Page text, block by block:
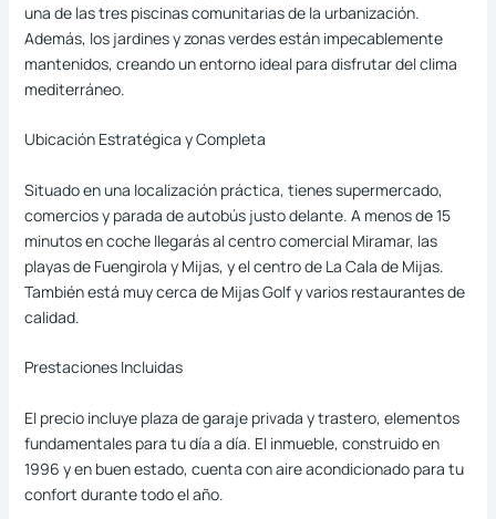
una de las tres piscinas comunitarias de la urbanización.
Además, los jardines y zonas verdes están impecablemente
mantenidos, creando un entorno ideal para disfrutar del clima
mediterráneo.
Ubicación Estratégica y Completa
Situado en una localización práctica, tienes supermercado,
comercios y parada de autobús justo delante. A menos de 15
minutos en coche llegarás al centro comercial Miramar, las
playas de Fuengirola y Mijas, y el centro de La Cala de Mijas.
También está muy cerca de Mijas Golf y varios restaurantes de
calidad.
Prestaciones Incluidas
El precio incluye plaza de garaje privada y trastero, elementos
fundamentales para tu día a día. El inmueble, construido en
1996 y en buen estado, cuenta con aire acondicionado para tu
confort durante todo el año.